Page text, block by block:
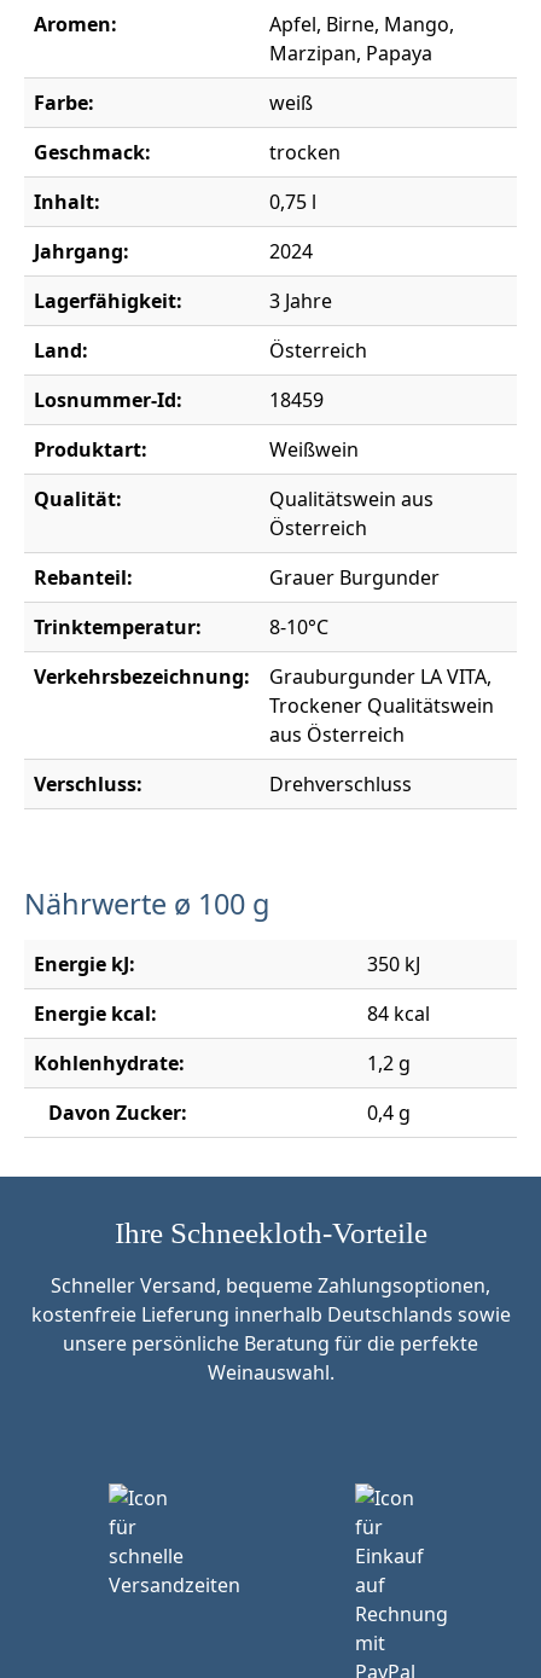
Aromen:
Apfel, Birne, Mango,
Marzipan, Papaya
Farbe:
weiß
Geschmack:
trocken
Inhalt:
0,75 l
Jahrgang:
2024
Lagerfähigkeit:
3 Jahre
Land:
Österreich
Losnummer-Id:
18459
Produktart:
Weißwein
Qualität:
Qualitätswein aus
Österreich
Rebanteil:
Grauer Burgunder
Trinktemperatur:
8-10°C
Verkehrsbezeichnung:
Grauburgunder LA VITA,
Trockener Qualitätswein
aus Österreich
Verschluss:
Drehverschluss
Nährwerte ø 100 g
Energie kJ:
350 kJ
Energie kcal:
84 kcal
Kohlenhydrate:
1,2 g
Davon Zucker:
0,4 g
Ihre Schneekloth-Vorteile
Schneller Versand, bequeme Zahlungsoptionen,
kostenfreie Lieferung innerhalb Deutschlands sowie
unsere persönliche Beratung für die perfekte
Weinauswahl.